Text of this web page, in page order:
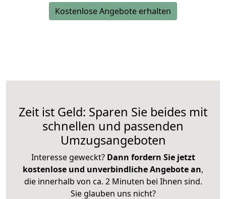
Kostenlose Angebote erhalten
Zeit ist Geld: Sparen Sie beides mit
schnellen und passenden
Umzugsangeboten
Interesse geweckt? Dann fordern Sie jetzt
kostenlose und unverbindliche Angebote an,
die innerhalb von ca. 2 Minuten bei Ihnen sind.
Sie glauben uns nicht?